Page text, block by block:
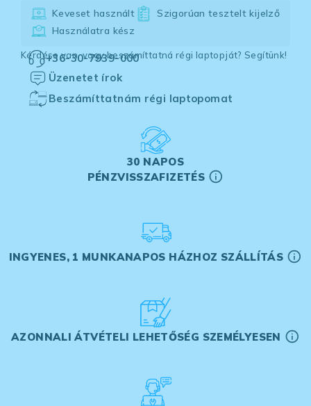
Keveset használt
Szigorúan tesztelt kijelző
Használatra kész
Kérdése van, vagy beszámíttatná régi laptopját? Segítünk!
+36-30-7939-000
Üzenetet írok
Beszámíttatnám régi laptopomat
30 NAPOS
PÉNZVISSZAFIZETÉS
INGYENES, 1 MUNKANAPOS HÁZHOZ SZÁLLÍTÁS
AZONNALI ÁTVÉTELI LEHETŐSÉG SZEMÉLYESEN